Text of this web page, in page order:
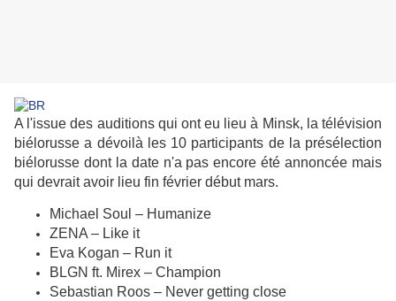
A l'issue des auditions qui ont eu lieu à Minsk, la télévision
biélorusse a dévoilà les 10 participants de la présélection
biélorusse dont la date n'a pas encore été annoncée mais
qui devrait avoir lieu fin février début mars.
Michael Soul – Humanize
ZENA – Like it
Eva Kogan – Run it
BLGN ft. Mirex – Champion
Sebastian Roos – Never getting close